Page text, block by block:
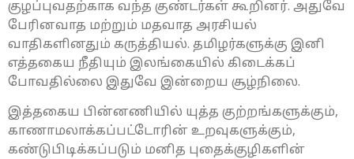
குழப்புவதற்காக வந்த குண்டர்கள் கூறினர். அதுவே
பேரினவாத மற்றும் மதவாத அரசியல்
வாதிகளினதும் கருத்தியல். தமிழர்களுக்கு இனி
எத்தகைய நீதியும் இலங்கையில் கிடைக்கப்
போவதில்லை இதுவே இன்றைய சூழ்நிலை.
இத்தகைய பின்னணியில் யுத்த குற்றங்களுக்கும்,
காணாமலாக்கப்பட்டோரின் உறவுகளுக்கும்,
கண்டுபிடிக்கப்படும் மனித புதைக்குழிகளின்